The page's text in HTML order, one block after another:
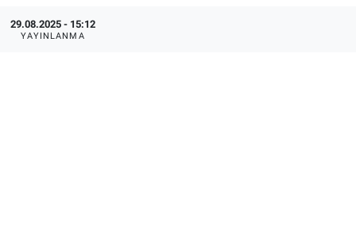
29.08.2025 - 15:12
YAYINLANMA